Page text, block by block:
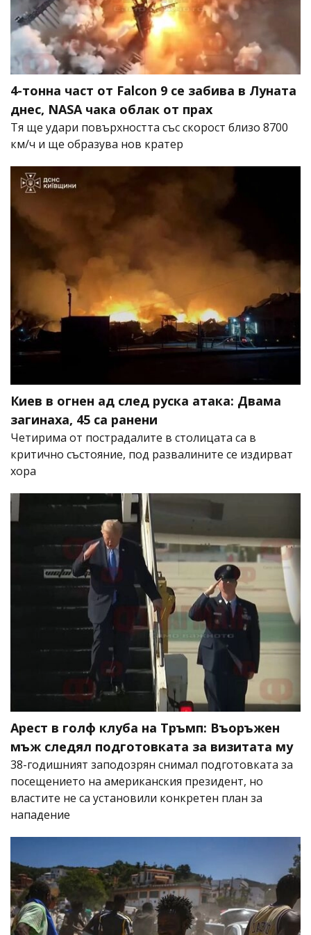
4-тонна част от Falcon 9 се забива в Луната
днес, NASA чака облак от прах
Тя ще удари повърхността със скорост близо 8700
км/ч и ще образува нов кратер
Киев в огнен ад след руска атака: Двама
загинаха, 45 са ранени
Четирима от пострадалите в столицата са в
критично състояние, под развалините се издирват
хора
Арест в голф клуба на Тръмп: Въоръжен
мъж следял подготовката за визитата му
38-годишният заподозрян снимал подготовката за
посещението на американския президент, но
властите не са установили конкретен план за
нападение